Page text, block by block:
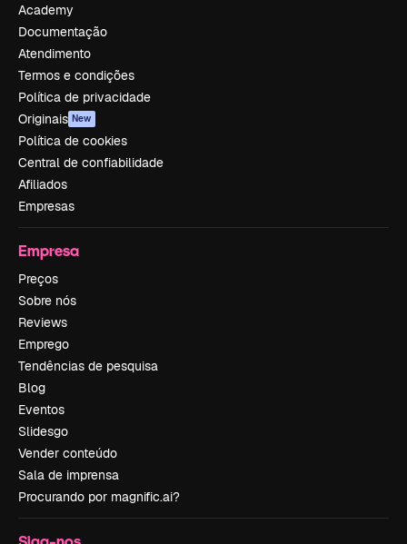
Academy
Documentação
Atendimento
Termos e condições
Política de privacidade
Originais New
Política de cookies
Central de confiabilidade
Afiliados
Empresas
Empresa
Preços
Sobre nós
Reviews
Emprego
Tendências de pesquisa
Blog
Eventos
Slidesgo
Vender conteúdo
Sala de imprensa
Procurando por magnific.ai?